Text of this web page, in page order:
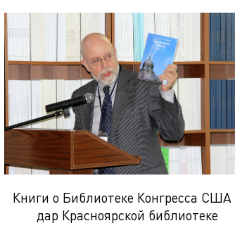
Книги о Библиотеке Конгресса США
дар Красноярской библиотеке